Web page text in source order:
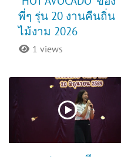
พี่ๆ รุ่น 20 งานคืนถิ่น
ไม้งาม 2026
1 views